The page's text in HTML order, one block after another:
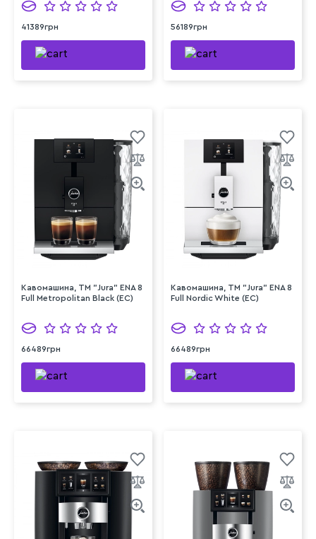
41389грн 56189грн
Кавомашина, TM "Jura" ENA 8
Full Metropolitan Black (EC)
66489грн
Кавомашина, TM "Jura" ENA 8
Full Nordic White (EC)
66489грн